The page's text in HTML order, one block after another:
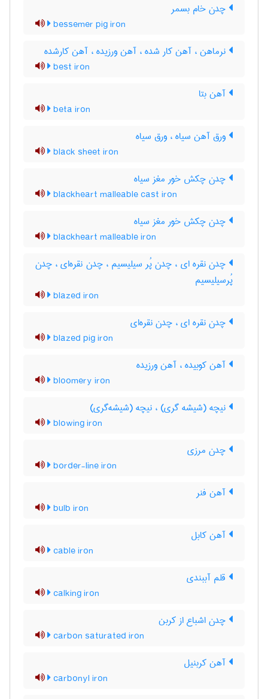
چدن خام بسمر
bessemer pig iron
نرماهن ، آهن کار شده ، آهن ورزیده ، آهن کارشده
best iron
آهن بتا
beta iron
ورق آهن سیاه ، ورق سیاه
black sheet iron
چدن چکش خور مغز سیاه
blackheart malleable cast iron
چدن چکش خور مغز سیاه
blackheart malleable iron
چدن نقره ای ، چدن پُر سیلیسیم ، چدن نقره‌ای ، چدن
پُرسیلیسیم
blazed iron
چدن نقره ای ، چدن نقره‌ای
blazed pig iron
آهن کوبیده ، آهن ورزیده
bloomery iron
نیچه (شیشه گری) ، نیچه (شیشه‌گری)
blowing iron
چدن مرزی
border-line iron
آهن فنر
bulb iron
آهن کابل
cable iron
قلم آببندی
calking iron
چدن اشباع از کربن
carbon saturated iron
آهن کربنیل
carbonyl iron